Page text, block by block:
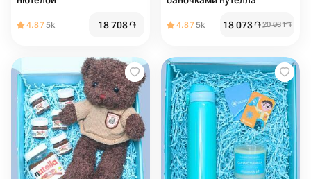
4.875k 18 708֏ 4.875k 18 073֏20 081֏